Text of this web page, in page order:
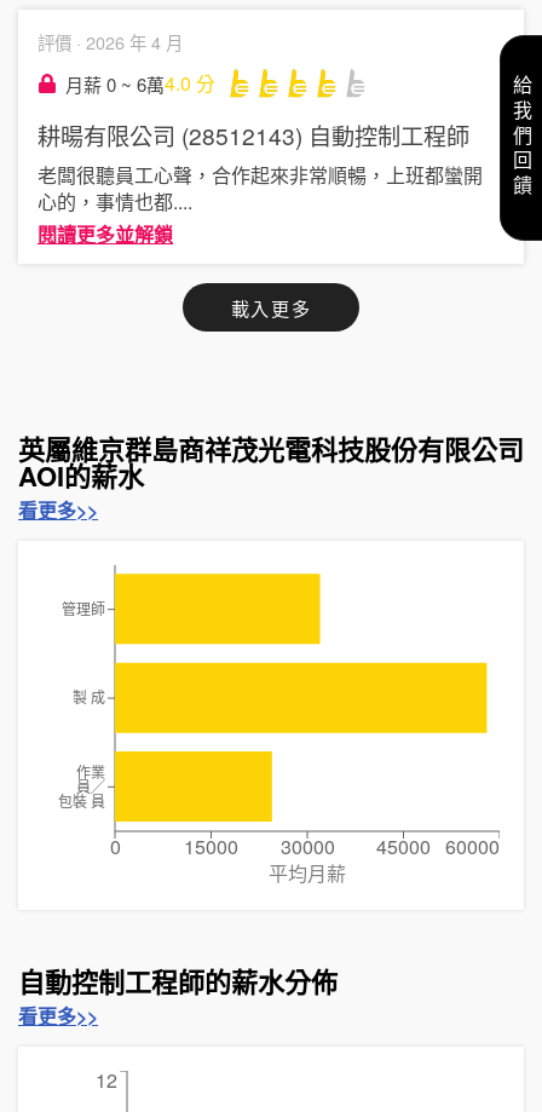
評價 · 2026 年 4 月
月薪 0 ~ 6萬4.0 分
耕暘有限公司 (28512143) 自動控制工程師
老闆很聽員工心聲，合作起來非常順暢，上班都蠻開
心的，事情也都....
閱讀更多並解鎖
載入更多
英屬維京群島商祥茂光電科技股份有限公司
AOI的薪水
看更多>>
0 15000 30000 45000 60000
平均月薪
管理師
製 成
作業
員╱
包裝 員
自動控制工程師的薪水分佈
看更多>>
12
給我們回饋